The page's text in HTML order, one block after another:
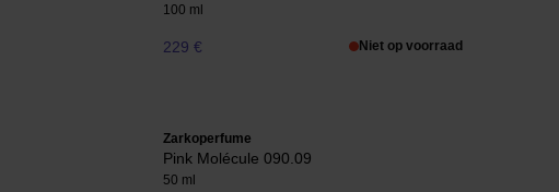
100 ml
229 € Niet op voorraad
Zarkoperfume
Pink Molécule 090.09
50 ml